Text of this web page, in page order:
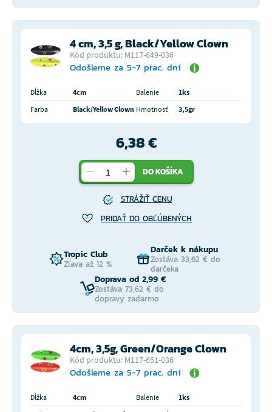
4 cm, 3,5 g, Black/Yellow Clown
Kód produktu: M117-649-036
Odošleme za 5-7 prac. dní
Dĺžka 4cm Balenie
1ks
Farba
Black/Yellow Clown Hmotnosť 3,5gr
6,38 €
DO KOŠÍKA
STRÁŽIŤ CENU
PRIDAŤ DO OBĽÚBENÝCH
Tropic Club
Zľava až 12 %
Darček k nákupu
Zostáva 33,62 € do
darčeka
Doprava od 2,99 €
Zostáva 73,62 € do
dopravy zadarmo
4cm, 3,5g, Green/Orange Clown
Kód produktu: M117-651-036
Odošleme za 5-7 prac. dní
Dĺžka 4cm Balenie
1ks